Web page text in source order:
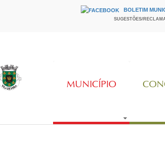
HEADER
BOLETIM
SUGESTÕES/
MUNICÍPIO